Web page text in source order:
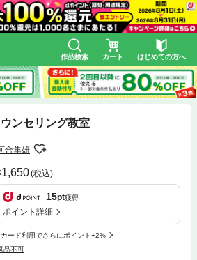
作品検索 カート はじめての方へ
ンセリング教室
合隼雄
1,650(税込)
15pt獲得
ポイント詳細
ード利用でさらにポイント+2%
品不可